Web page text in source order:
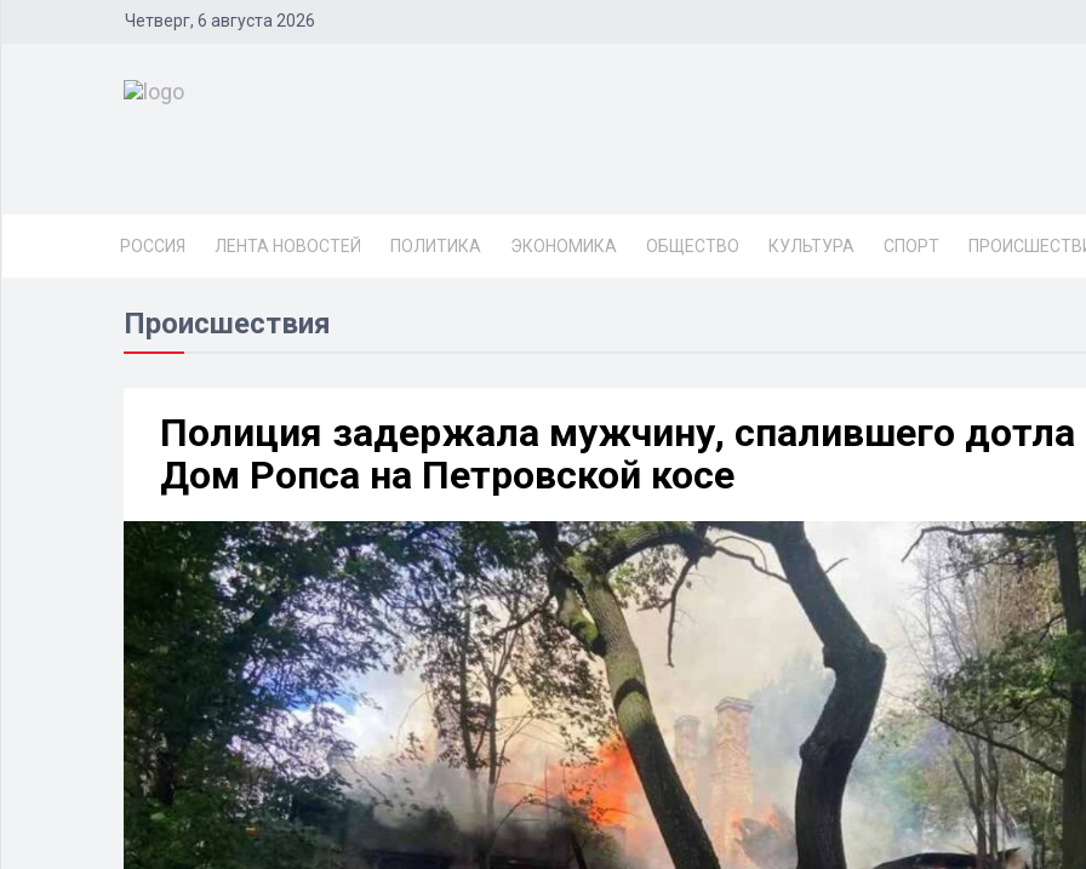
Четверг, 6 августа 2026
РОССИЯ ЛЕНТА НОВОСТЕЙ ПОЛИТИКА ЭКОНОМИКА ОБЩЕСТВО КУЛЬТУРА СПОРТ
Происшествия
Полиция задержала мужчину, спалившего дотла
Дом Ропса на Петровской косе